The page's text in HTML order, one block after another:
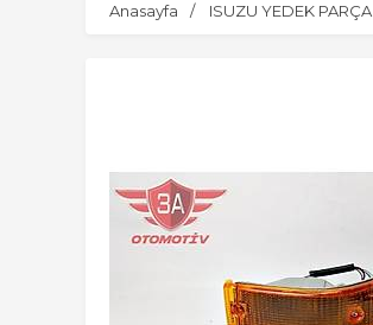
Anasayfa ISUZU YEDEK PARÇA